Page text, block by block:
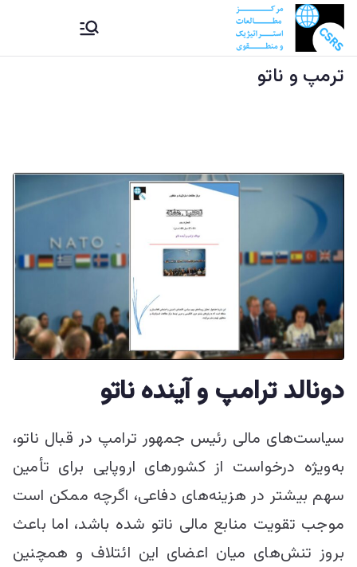
to
content
CSRS |
استراتیژيک
و منطقوی |
د
ستراتېژیکو
او سیمه
ییزو څېړنو
مرکز
مرکز مطالعات استراتیژيک و
منطقوی دستراتېژیکو او
ترمپ و ناتو
دونالد ترامپ و آینده ناتو
سیاست‌های مالی رئیس جمهور ترامپ در قبال ناتو،
به‌ویژه درخواست از کشور‎های اروپایی برای تأمین
سهم بیشتر در هزینه‌های دفاعی، اگرچه ممکن است
موجب تقویت منابع مالی ناتو شده باشد، اما باعث
بروز تنش‌های میان اعضای این ائتلاف و همچنین